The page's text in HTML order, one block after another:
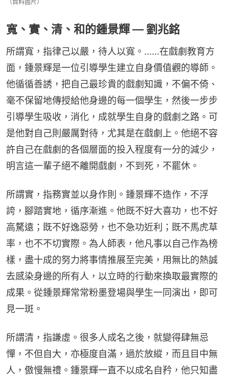
（資料圖片）
寬、實、清、和的鍾景輝 — 劉兆銘
所謂寬，指律己以嚴，待人以寬。……在戲劇教育方
面，鍾景輝是一位引導學生建立自身價值觀的導師。
他循循善誘，把自己最珍貴的戲劇知識，不偏不倚、
毫不保留地傳授給他身邊的每一個學生，然後一步步
引導學生吸收，消化，成就學生自身的戲劇之路。可
是他對自己則嚴厲對待，尤其是在戲劇上。他絕不容
許自己在戲劇的各個層面的投入程度有一分的減少，
明言這一輩子絕不離開戲劇，不到死，不罷休。
所謂實，指務實並以身作則。鍾景輝不造作，不浮
誇，腳踏實地，循序漸進。他既不好大喜功，也不好
高騖遠；既不好逸惡勞，也不急功近利；既不馬虎草
率，也不不切實際。為人師表，他凡事以自己作為榜
樣，盡十成的努力將事情推展至完美，用無比的熱誠
去感染身邊的所有人，以立時的行動來換取最實際的
成果。從鍾景輝常常粉墨登場與學生一同演出，即可
見一斑。
所謂清，指謙虛。很多人成名之後，就變得肆無忌
憚，不但自大，亦極度自滿，過於放縱，而且目中無
人，傲慢無禮。鍾景輝一直不以成名自矜，他只知盡